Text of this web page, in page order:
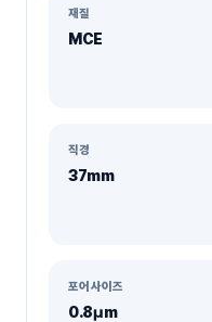
재질
MCE
직경
37mm
포어사이즈
0.8µm